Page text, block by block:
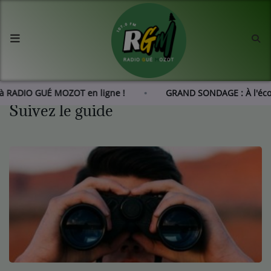
à RADIO GUÉ MOZOT en ligne ! GRAND SONDAGE : À
Agenda
Les actus de RGM
L'histoire de RGM
Emissions
Equipes
Suivez le guide